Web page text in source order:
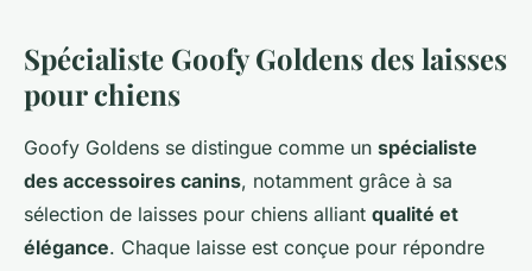
Spécialiste Goofy Goldens des laisses
pour chiens
Goofy Goldens se distingue comme un spécialiste
des accessoires canins, notamment grâce à sa
sélection de laisses pour chiens alliant qualité et
élégance. Chaque laisse est conçue pour répondre